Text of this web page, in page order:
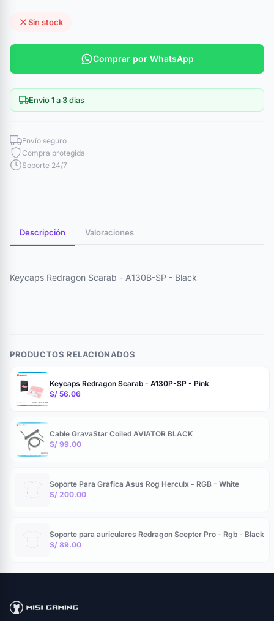
Sin stock
Comprar por WhatsApp
Envio 1 a 3 dias
Envío seguro
Compra protegida
Soporte 24/7
Descripción Valoraciones
Keycaps Redragon Scarab - A130B-SP - Black
PRODUCTOS RELACIONADOS
Keycaps Redragon Scarab - A130P-SP - Pink
S/ 56.06
Cable GravaStar Coiled AVIATOR BLACK
S/ 99.00
Soporte Para Grafica Asus Rog Herculx - RGB - White
S/ 200.00
Soporte para auriculares Redragon Scepter Pro - Rgb - Black
S/ 89.00